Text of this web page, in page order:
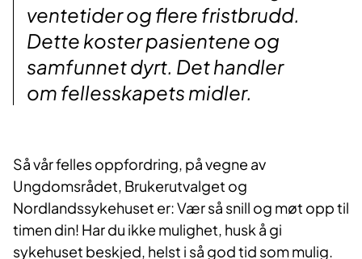
ventetider og flere fristbrudd.
Dette koster pasientene og
samfunnet dyrt. Det handler
om fellesskapets midler.
Så vår felles oppfordring, på vegne av
Ungdomsrådet, Brukerutvalget og
Nordlandssykehuset er: Vær så snill og møt opp til
timen din! Har du ikke mulighet, husk å gi
sykehuset beskjed, helst i så god tid som mulig.